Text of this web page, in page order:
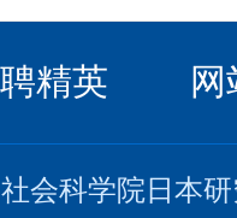
精英
会科学院日本